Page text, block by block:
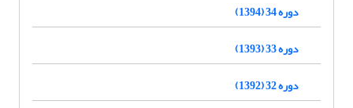
دوره 34 (1394)
دوره 33 (1393)
دوره 32 (1392)